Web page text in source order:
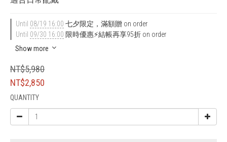
Until 08/19 16:00 七夕限定，滿額贈 on order
Until 09/30 16:00 限時優惠⚡結帳再享95折 on order
Show more
NT$5,980
NT$2,850
QUANTITY